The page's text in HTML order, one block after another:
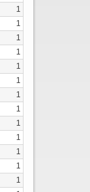
1
1
1
1
1
1
1
1
1
1
1
1
1